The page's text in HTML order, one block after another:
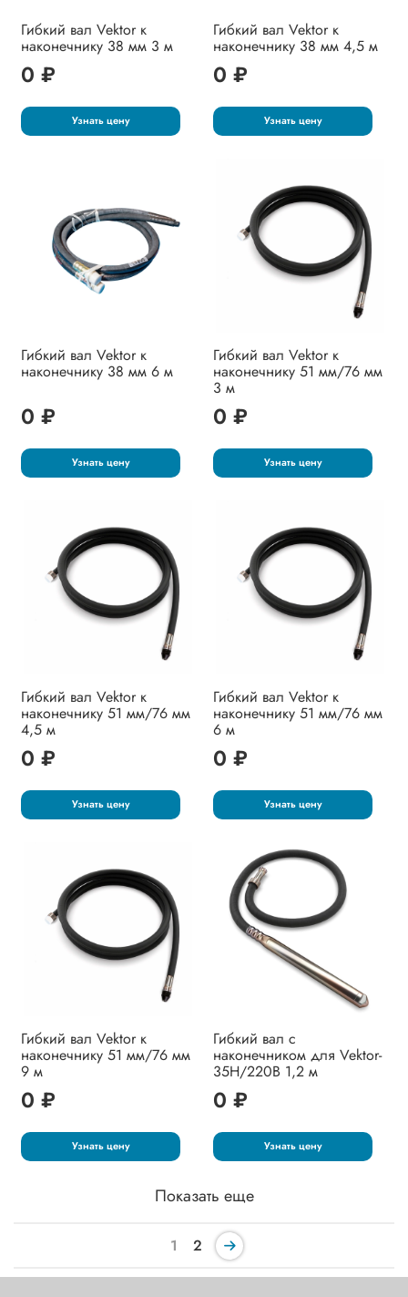
Гибкий вал Vektor к
наконечнику 38 мм 3 м
0 ₽
Узнать цену
Гибкий вал Vektor к
наконечнику 38 мм 4,5 м
0 ₽
Узнать цену
Гибкий вал Vektor к
наконечнику 38 мм 6 м
0 ₽
Узнать цену
Гибкий вал Vektor к
наконечнику 51 мм/76 мм
3 м
0 ₽
Узнать цену
Гибкий вал Vektor к
наконечнику 51 мм/76 мм
4,5 м
0 ₽
Узнать цену
Гибкий вал Vektor к
наконечнику 51 мм/76 мм
6 м
0 ₽
Узнать цену
Гибкий вал Vektor к
наконечнику 51 мм/76 мм
9 м
0 ₽
Узнать цену
Гибкий вал с
наконечником для Vektor-
35H/220B 1,2 м
0 ₽
Узнать цену
Показать еще
1 2